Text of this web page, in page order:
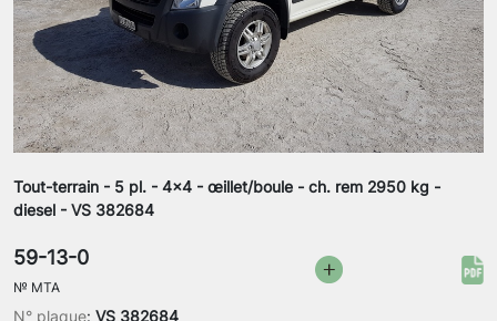
Tout-terrain - 5 pl. - 4x4 - œillet/boule - ch. rem 2950 kg -
diesel - VS 382684
N° plaque: VS 382684
59-13-0
№ MTA